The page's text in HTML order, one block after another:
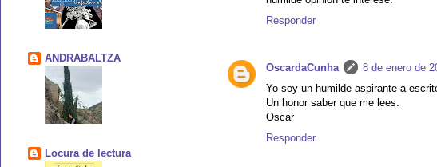
Responder
OscardaCunha
8 de enero de
Yo soy un humilde aspirante a
Un honor saber que me lees.
Oscar
Responder
ANDRABALTZA
Locura de lectura